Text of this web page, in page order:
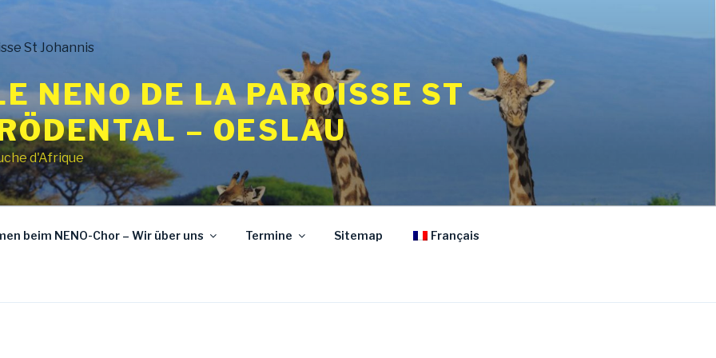
NENO DE LA PAROISSE ST
– OESLAU
d'Afrique
beim NENO-Chor – Wir über uns Termine Sitemap Français